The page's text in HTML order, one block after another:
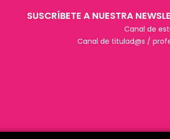
SUSCRÍBETE A NUESTRA
Canal de
Canal de titulad@s /